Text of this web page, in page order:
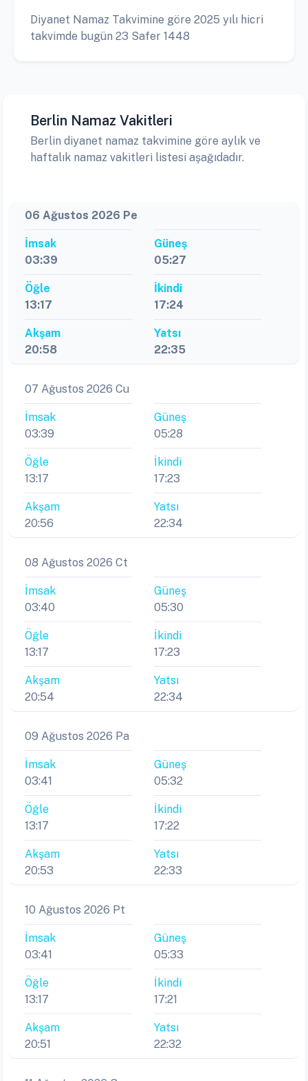
Diyanet Namaz Takvimine göre 2025 yılı hicri
takvimde bugün 23 Safer 1448
Berlin Namaz Vakitleri
Berlin diyanet namaz takvimine göre aylık ve
haftalık namaz vakitleri listesi aşağıdadır.
06 Ağustos 2026 Pe
İmsak
03:39
Güneş
05:27
Öğle
13:17
İkindi
17:24
Akşam
20:58
Yatsı
22:35
07 Ağustos 2026 Cu
İmsak
03:39
Güneş
05:28
Öğle
13:17
İkindi
17:23
Akşam
20:56
Yatsı
22:34
08 Ağustos 2026 Ct
İmsak
03:40
Güneş
05:30
Öğle
13:17
İkindi
17:23
Akşam
20:54
Yatsı
22:34
09 Ağustos 2026 Pa
İmsak
03:41
Güneş
05:32
Öğle
13:17
İkindi
17:22
Akşam
20:53
Yatsı
22:33
10 Ağustos 2026 Pt
İmsak
03:41
Güneş
05:33
Öğle
13:17
İkindi
17:21
Akşam
20:51
Yatsı
22:32